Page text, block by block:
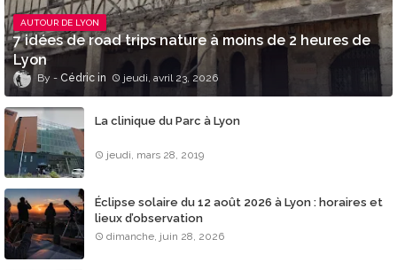
AUTOUR DE LYON
7 idées de road trips nature à moins de 2 heures de
Lyon
Cédric jeudi, avril 23, 2026
La clinique du Parc à Lyon
jeudi, mars 28, 2019
Éclipse solaire du 12 août 2026 à Lyon : horaires et
lieux d’observation
dimanche, juin 28, 2026